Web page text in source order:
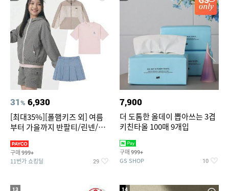
31% 6,930
[최대35%][폴햄키즈 외] 여름
부터 가을까지 반팔티/린넨/맨
구매 999+
11번가 쇼킹딜 29
7,900
더 도톰한 올데이 뽑아쓰는 3겹
키친타올 100매 9개입
구매 999+
GS SHOP 10
13 14